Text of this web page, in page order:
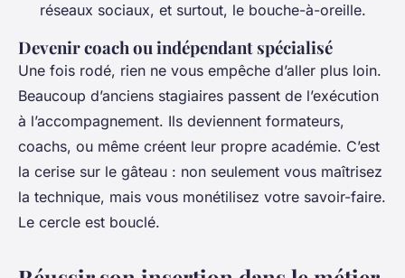
réseaux sociaux, et surtout, le bouche-à-oreille.
Devenir coach ou indépendant spécialisé
Une fois rodé, rien ne vous empêche d’aller plus loin.
Beaucoup d’anciens stagiaires passent de l’exécution
à l’accompagnement. Ils deviennent formateurs,
coachs, ou même créent leur propre académie. C’est
la cerise sur le gâteau : non seulement vous maîtrisez
la technique, mais vous monétilisez votre savoir-faire.
Le cercle est bouclé.